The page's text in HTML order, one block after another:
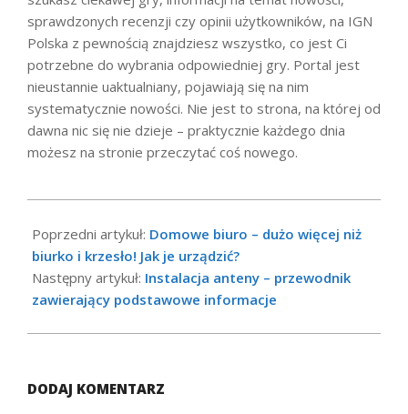
sprawdzonych recenzji czy opinii użytkowników, na IGN
Polska z pewnością znajdziesz wszystko, co jest Ci
potrzebne do wybrania odpowiedniej gry. Portal jest
nieustannie uaktualniany, pojawiają się na nim
systematycznie nowości. Nie jest to strona, na której od
dawna nic się nie dzieje – praktycznie każdego dnia
możesz na stronie przeczytać coś nowego.
03-
28
Poprzedni artykuł: Domowe biuro – dużo więcej niż
biurko i krzesło! Jak je urządzić?
Następny artykuł: Instalacja anteny – przewodnik
zawierający podstawowe informacje
DODAJ KOMENTARZ